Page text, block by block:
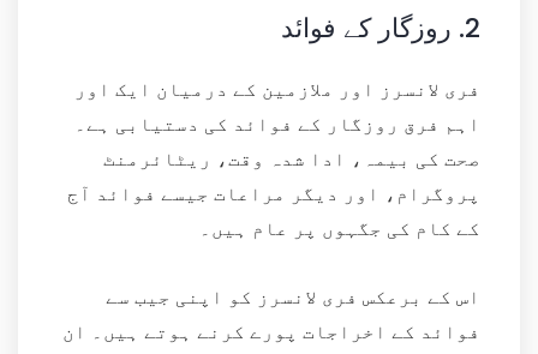
2. روزگار کے فوائد
فری لانسرز اور ملازمین کے درمیان ایک اور
اہم فرق روزگار کے فوائد کی دستیابی ہے۔
صحت کی بیمہ، ادا شدہ وقت، ریٹائرمنٹ
پروگرام، اور دیگر مراعات جیسے فوائد آج
کے کام کی جگہوں پر عام ہیں۔
اس کے برعکس فری لانسرز کو اپنی جیب سے
فوائد کے اخراجات پورے کرنے ہوتے ہیں۔ ان